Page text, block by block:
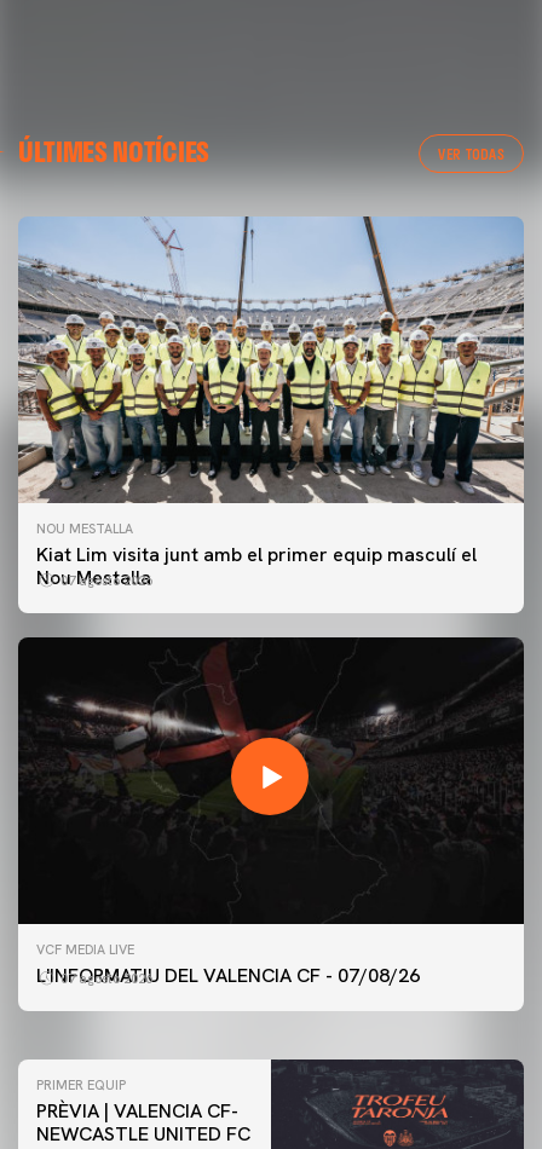
ÚLTIMES NOTÍCIES VER TODAS
NOU MESTALLA
Kiat Lim visita junt amb el primer equip masculí el
Nou Mestalla
07 agosto 2026
VCF MEDIA LIVE
L'INFORMATIU DEL VALENCIA CF - 07/08/26
07 agosto 2026
PRIMER EQUIP
ENTRENAMENT DEL VALENCIA CF 7/8/2026
PRIMER EQUIP
PRÈVIA | VALENCIA CF-
NEWCASTLE UNITED FC